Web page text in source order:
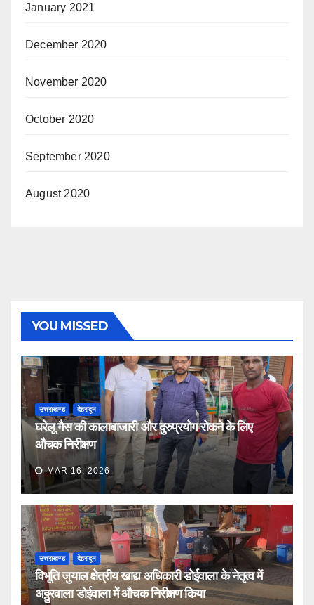
January 2021
December 2020
November 2020
October 2020
September 2020
August 2020
YOU MISSED
उत्तराखण्ड देहरादून
घरेलू गैस की कालाबाजारी और दुरुप्रयोग रोकने के लिए
औचक निरीक्षण
MAR 16, 2026
उत्तराखण्ड देहरादून
विभूति जुयाल क्षेत्रीय खाद्य अधिकारी डोईवाला के नेतृत्व में
अठ्ठुरवाला डोईवाला में औचक निरीक्षण किया